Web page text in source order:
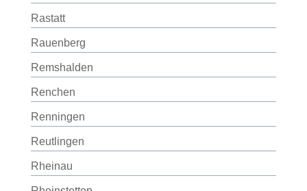
Rastatt
Rauenberg
Remshalden
Renchen
Renningen
Reutlingen
Rheinau